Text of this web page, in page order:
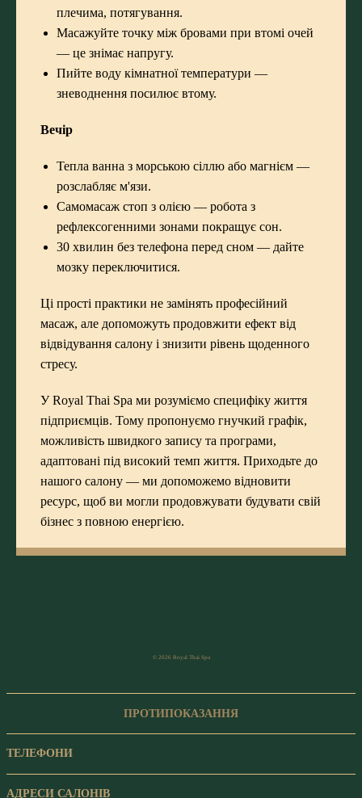
плечима, потягування.
Масажуйте точку між бровами при втомі очей
— це знімає напругу.
Пийте воду кімнатної температури —
зневоднення посилює втому.
Вечір
Тепла ванна з морською сіллю або магнієм —
розслабляє м'язи.
Самомасаж стоп з олією — робота з
рефлексогенними зонами покращує сон.
30 хвилин без телефона перед сном — дайте
мозку переключитися.
Ці прості практики не замінять професійний
масаж, але допоможуть продовжити ефект від
відвідування салону і знизити рівень щоденного
стресу.
У Royal Thai Spa ми розуміємо специфіку життя
підприємців. Тому пропонуємо гнучкий графік,
можливість швидкого запису та програми,
адаптовані під високий темп життя. Приходьте до
нашого салону — ми допоможемо відновити
ресурс, щоб ви могли продовжувати будувати свій
бізнес з повною енергією.
© 2026 Royal Thai Spa
ПРОТИПОКАЗАННЯ
ТЕЛЕФОНИ
АДРЕСИ САЛОНІВ